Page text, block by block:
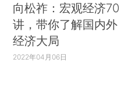
向松祚：宏观经济70
讲，带你了解国内外
经济大局
2022年04月06日